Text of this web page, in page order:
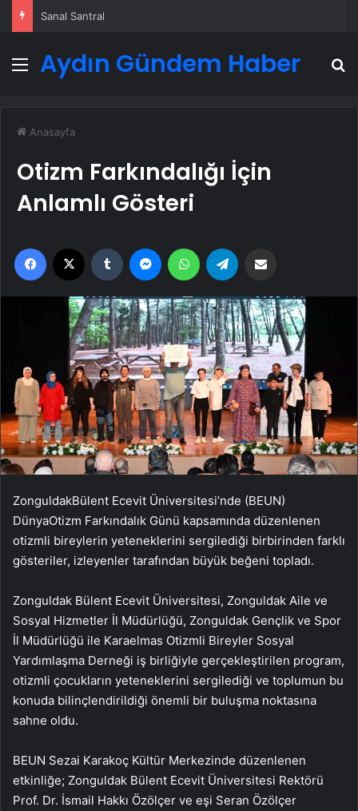
Sanal Santral
Menü
Aydın Gündem Haber
Anasayfa
Otizm Farkındalığı İçin
Anlamlı Gösteri
Facebook Tumblr MessengerWhatsApp
ZonguldakBülent Ecevit Üniversitesi’nde (BEUN)
DünyaOtizm Farkındalık Günü kapsamında düzenlenen
otizmli bireylerin yeteneklerini sergilediği birbirinden farklı
gösteriler, izleyenler tarafından büyük beğeni topladı.
Zonguldak Bülent Ecevit Üniversitesi, Zonguldak Aile ve
Sosyal Hizmetler İl Müdürlüğü, Zonguldak Gençlik ve Spor
İl Müdürlüğü ile Karaelmas Otizmli Bireyler Sosyal
Yardımlaşma Derneği iş birliğiyle gerçekleştirilen program,
otizmli çocukların yeteneklerini sergilediği ve toplumun bu
konuda bilinçlendirildiği önemli bir buluşma noktasına
sahne oldu.
BEUN Sezai Karakoç Kültür Merkezinde düzenlenen
etkinliğe; Zonguldak Bülent Ecevit Üniversitesi Rektörü
Prof. Dr. İsmail Hakkı Özölçer ve eşi Seran Özölçer